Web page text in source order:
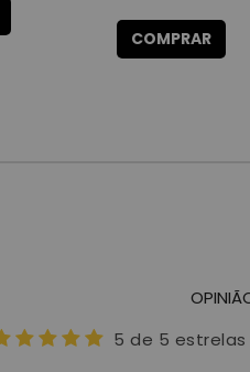
COMPRAR
5 de 5 estrelas